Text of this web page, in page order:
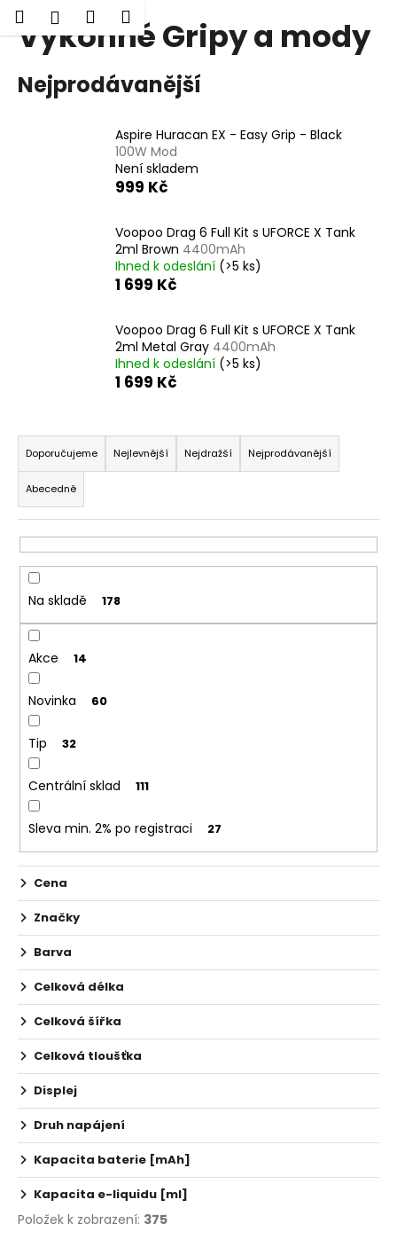
Přejít
HledatPřihlášení
Nákupní
košík
Menu
Výkonné Gripy a mody
Nejprodávanější
Aspire Huracan EX - Easy Grip - Black
100W Mod
Není skladem
999 Kč
Voopoo Drag 6 Full Kit s UFORCE X Tank
2ml Brown 4400mAh
Ihned k odeslání (>5 ks)
1 699 Kč
Voopoo Drag 6 Full Kit s UFORCE X Tank
2ml Metal Gray 4400mAh
Ihned k odeslání (>5 ks)
1 699 Kč
Ř
a
z
e
n
í
p
o
d
u
k
ů
Doporučujeme Nejlevnější Nejdražší Nejprodávanější
Abecedně
Na skladě 178
Akce 14
Novinka 60
Tip 32
Centrální sklad 111
Sleva min. 2% po registraci 27
Cena
Značky
Barva
Celková délka
Celková šířka
Celková tloušťka
Displej
Druh napájení
Kapacita baterie [mAh]
Kapacita e-liquidu [ml]
Položek k zobrazení: 375
o Zpět
Zpět
C
j
í
t
?
D
o
p
u
e
m
e
ELF
BAR
ELFA
POD
-
PŘEDNAPLNĚNÁ
CARTRIDGE
-
WATERMELON
-
20MG
-
2KS
189
Kč
Původně:
225
Kč